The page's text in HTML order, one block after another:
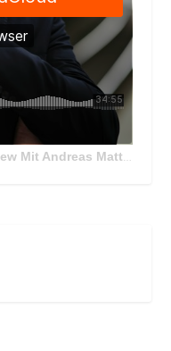
Matthä, CEO der ÖBB Holding